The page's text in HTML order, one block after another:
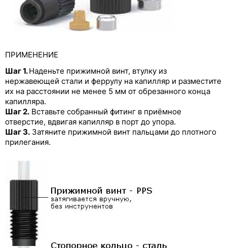
ПРИМЕНЕНИЕ
Шаг 1.Наденьте прижимной винт, втулку из
нержавеющей стали и феррулу на капилляр и разместите
их на расстоянии не менее 5 мм от обрезанного конца
капилляра.
Шаг 2. Вставьте собранный фитинг в приёмное
отверстие, вдвигая капилляр в порт до упора.
Шаг 3. Затяните прижимной винт пальцами до плотного
прилегания.
Бесфланцевые фитинги из PPS со
стопорным кольцом
Заглушки из РР и PTFE
Трубки для перистальтических насосов